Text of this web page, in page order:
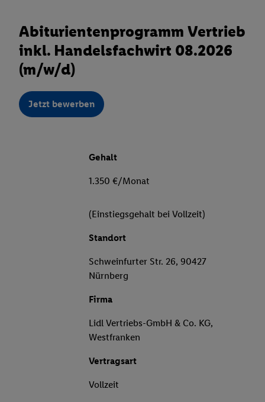
Abiturientenprogramm Vertrieb
inkl. Handelsfachwirt 08.2026
(m/w/d)
Jetzt bewerben
Gehalt
1.350 €/Monat
(Einstiegsgehalt bei Vollzeit)
Standort
Schweinfurter Str. 26, 90427
Nürnberg
Firma
Lidl Vertriebs-GmbH & Co. KG,
Westfranken
Vertragsart
Vollzeit